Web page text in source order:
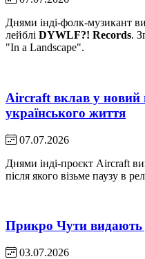
Днями інді-фолк-музикант
лейблі DYWLF?! Records.
"In a Landscape".
Aircraft вклав у новий
українського життя
07.07.2026
Днями інді-проєкт Aircraft
після якого візьме паузу в
Прикро Чути видають
03.07.2026